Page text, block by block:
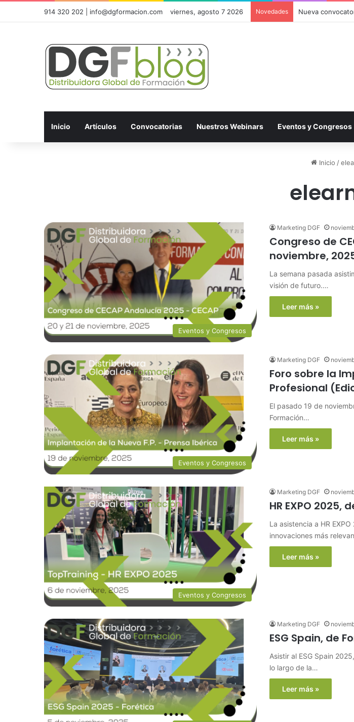
914 320 202 | info@dgformacion.com viernes, agosto 7 2026 Novedades Plataforma
Inicio Artículos Convocatorias Nuestros Webinars Eventos y Congresos
Inicio /
Eventos y Congresos
Marketing DGF
Congreso de
noviembre,
La semana pasada
visión de futuro.…
Leer más »
Eventos y Congresos
Marketing DGF
Foro sobre la
Profesional
El pasado 19 de
Formación…
Leer más »
Eventos y Congresos
Marketing DGF
HR EXPO
La asistencia a HR
innovaciones más
Leer más »
Marketing DGF
ESG Spain, de
Asistir al ESG Spain
lo largo de la…
Leer más »